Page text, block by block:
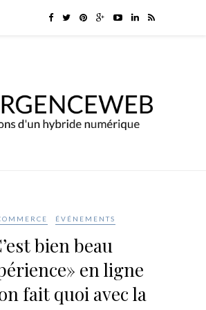
ÉVÉNEMENTS
bien beau
en ligne
fait quoi avec la